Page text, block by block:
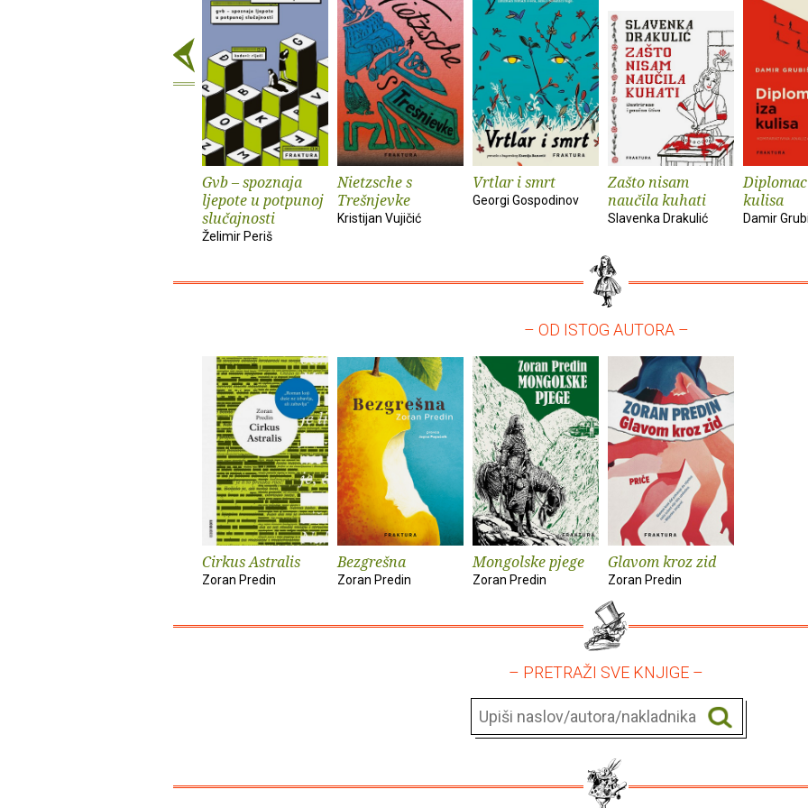
Gvb – spoznaja
ljepote u potpunoj
slučajnosti
Želimir Periš
Nietzsche s
Trešnjevke
Kristijan Vujičić
Vrtlar i smrt
Georgi Gospodinov
Zašto nisam
naučila kuhati
Slavenka Drakulić
kulisa
Damir
– OD ISTOG AUTORA –
Cirkus Astralis
Zoran Predin
Bezgrešna
Zoran Predin
Mongolske pjege
Zoran Predin
Glavom kroz zid
Zoran Predin
– PRETRAŽI SVE KNJIGE –